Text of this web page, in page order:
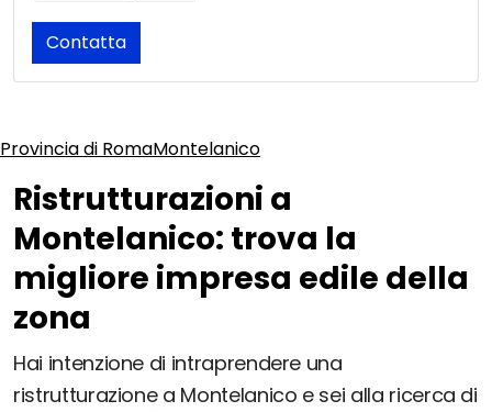
Contatta
Provincia di RomaMontelanico
Ristrutturazioni a
Montelanico: trova la
migliore impresa edile della
zona
Hai intenzione di intraprendere una
ristrutturazione a Montelanico e sei alla ricerca di